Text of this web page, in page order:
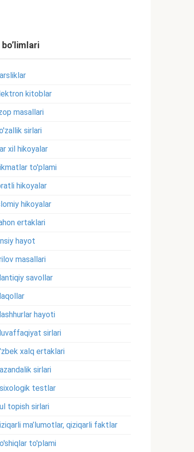
kitoblar
masallari
sirlari
xil hikoyalar
to'plami
hikoyalar
hikoyalar
ertaklari
hayot
masallari
savollar
hayoti
sirlari
xalq ertaklari
sirlari
testlar
topish sirlari
ma’lumotlar, qiziqarli faktlar
to'plami